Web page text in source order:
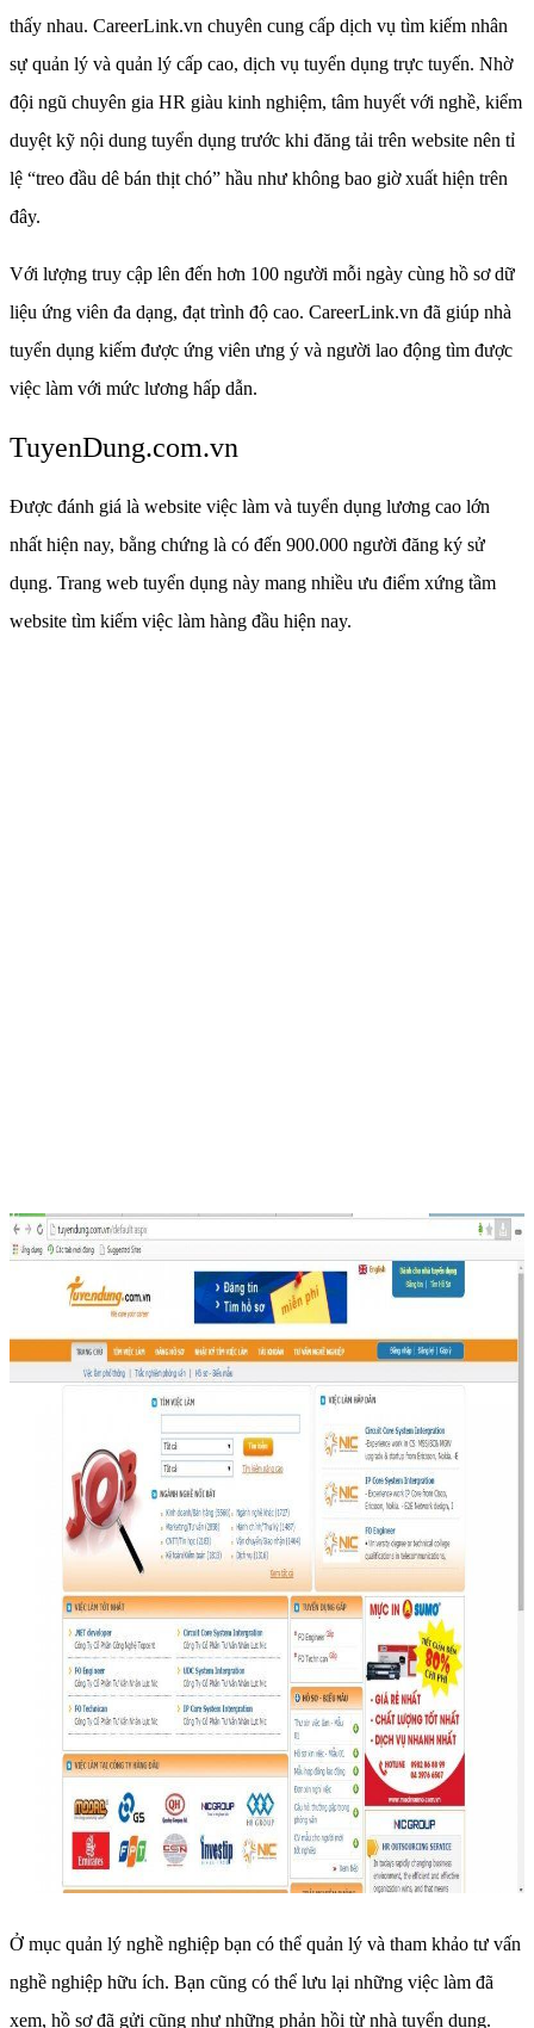
thấy nhau. CareerLink.vn chuyên cung cấp dịch vụ tìm kiếm nhân
sự quản lý và quản lý cấp cao, dịch vụ tuyển dụng trực tuyến. Nhờ
đội ngũ chuyên gia HR giàu kinh nghiệm, tâm huyết với nghề, kiểm
duyệt kỹ nội dung tuyển dụng trước khi đăng tải trên website nên tỉ
lệ “treo đầu dê bán thịt chó” hầu như không bao giờ xuất hiện trên
đây.
Với lượng truy cập lên đến hơn 100 người mỗi ngày cùng hồ sơ dữ
liệu ứng viên đa dạng, đạt trình độ cao. CareerLink.vn đã giúp nhà
tuyển dụng kiếm được ứng viên ưng ý và người lao động tìm được
việc làm với mức lương hấp dẫn.
TuyenDung.com.vn
Được đánh giá là website việc làm và tuyển dụng lương cao lớn
nhất hiện nay, bằng chứng là có đến 900.000 người đăng ký sử
dụng. Trang web tuyển dụng này mang nhiều ưu điểm xứng tầm
website tìm kiếm việc làm hàng đầu hiện nay.
Ở mục quản lý nghề nghiệp bạn có thể quản lý và tham khảo tư vấn
nghề nghiệp hữu ích. Bạn cũng có thể lưu lại những việc làm đã
xem, hồ sơ đã gửi cũng như những phản hồi từ nhà tuyển dụng.